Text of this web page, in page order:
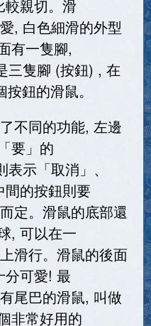
親切。滑
, 白色細滑的外型
有一隻腳,
隻腳 (按鈕) , 在
鈕的滑鼠。
不同的功能, 左邊
要」的
示「取消」、
間的按鈕則要
定。滑鼠的底部還
, 可以在一
滑行。滑鼠的後面
分可愛! 最
尾巴的滑鼠, 叫做
非常好用的